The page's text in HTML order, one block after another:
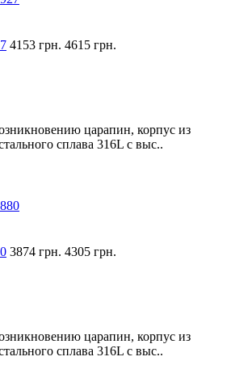
4153 грн. 4615 грн.
царапин, корпус из
сплава 316L с выс..
3874 грн. 4305 грн.
царапин, корпус из
сплава 316L с выс..